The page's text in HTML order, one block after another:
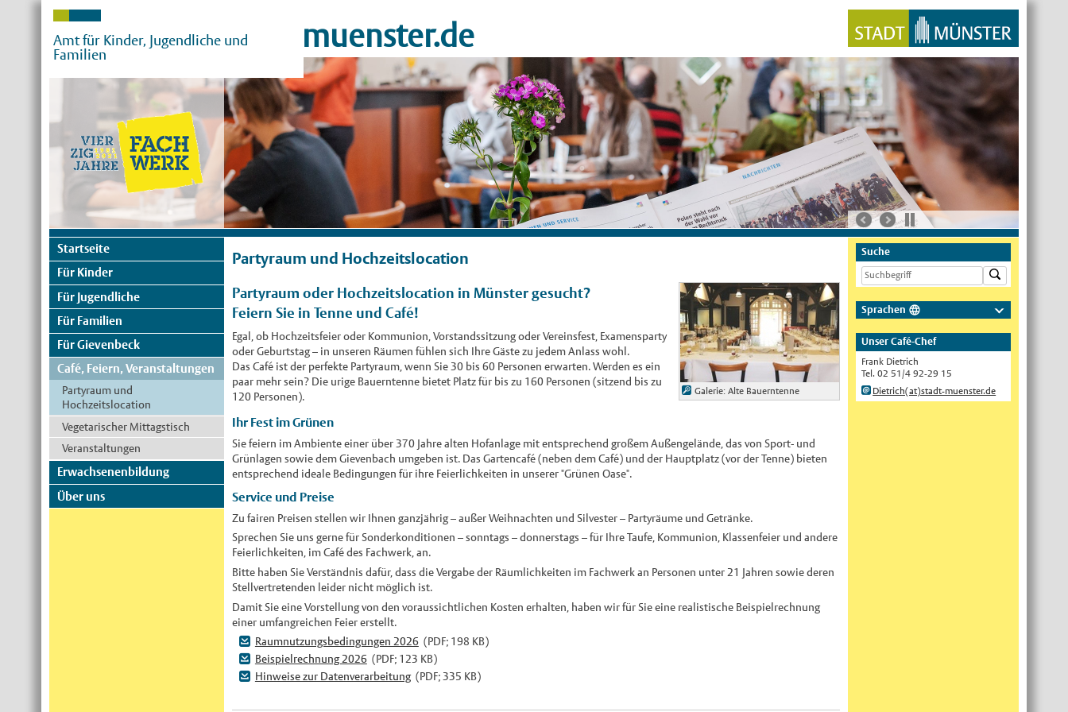
Amt für Kinder, Jugendliche und
Familien
muenster.de
Startseite
Für Kinder
Für Jugendliche
Für Familien
Für Gievenbeck
Café, Feiern, Veranstaltungen
Partyraum und
Hochzeitslocation
Vegetarischer Mittagstisch
Veranstaltungen
Erwachsenenbildung
Über uns
Partyraum und Hochzeitslocation
Galerie: Alte Bauerntenne
Partyraum oder Hochzeitslocation in Münster gesucht?
Feiern Sie in Tenne und Café!
Egal, ob Hochzeitsfeier oder Kommunion, Vorstandssitzung oder Vereinsfest, Examensparty
oder Geburtstag – in unseren Räumen fühlen sich Ihre Gäste zu jedem Anlass wohl.
Das Café ist der perfekte Partyraum, wenn Sie 30 bis 60 Personen erwarten. Werden es ein
paar mehr sein? Die urige Bauerntenne bietet Platz für bis zu 160 Personen (sitzend bis zu
120 Personen).
Ihr Fest im Grünen
Sie feiern im Ambiente einer über 370 Jahre alten Hofanlage mit entsprechend großem Außengelände, das von Sport- und
Grünlagen sowie dem Gievenbach umgeben ist. Das Gartencafé (neben dem Café) und der Hauptplatz (vor der Tenne) bieten
entsprechend ideale Bedingungen für ihre Feierlichkeiten in unserer "Grünen Oase".
Service und Preise
Zu fairen Preisen stellen wir Ihnen ganzjährig–außer Weihnachten und Silvester–Partyräume und Getränke.
Sprechen Sie uns gerne für Sonderkonditionen –sonntags –donnerstags –für Ihre Taufe, Kommunion, Klassenfeier und andere
Feierlichkeiten, im Café des Fachwerk, an.
Bitte haben Sie Verständnis dafür, dass die Vergabe der Räumlichkeiten im Fachwerk an Personen unter 21 Jahren sowie deren
Stellvertretenden leider nicht möglich ist.
Damit Sie eine Vorstellung von den voraussichtlichen Kosten erhalten, haben wir für Sie eine realistische Beispielrechnung
einer umfangreichen Feier erstellt.
Raumnutzungsbedingungen 2026 (PDF; 198 KB)
Beispielrechnung 2026 (PDF; 123 KB)
Hinweise zur Datenverarbeitung (PDF; 335 KB)
Suche
Sprachen
Deutsch
Nederlands
English
Українська
Unser Café-Chef
Frank Dietrich
Tel. 02 51/4 92-29 15
Dietrich(at)stadt-muenster.de